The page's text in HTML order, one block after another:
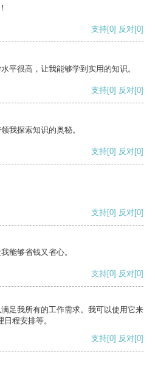
支持[0] 反对[0]
平很高，让我能够学到实用的知识。
支持[0] 反对[0]
我探索知识的奥秘。
支持[0] 反对[0]
支持[0] 反对[0]
能够省钱又省心。
支持[0] 反对[0]
足我所有的工作需求。我可以使用它来
程安排等。
支持[0] 反对[0]